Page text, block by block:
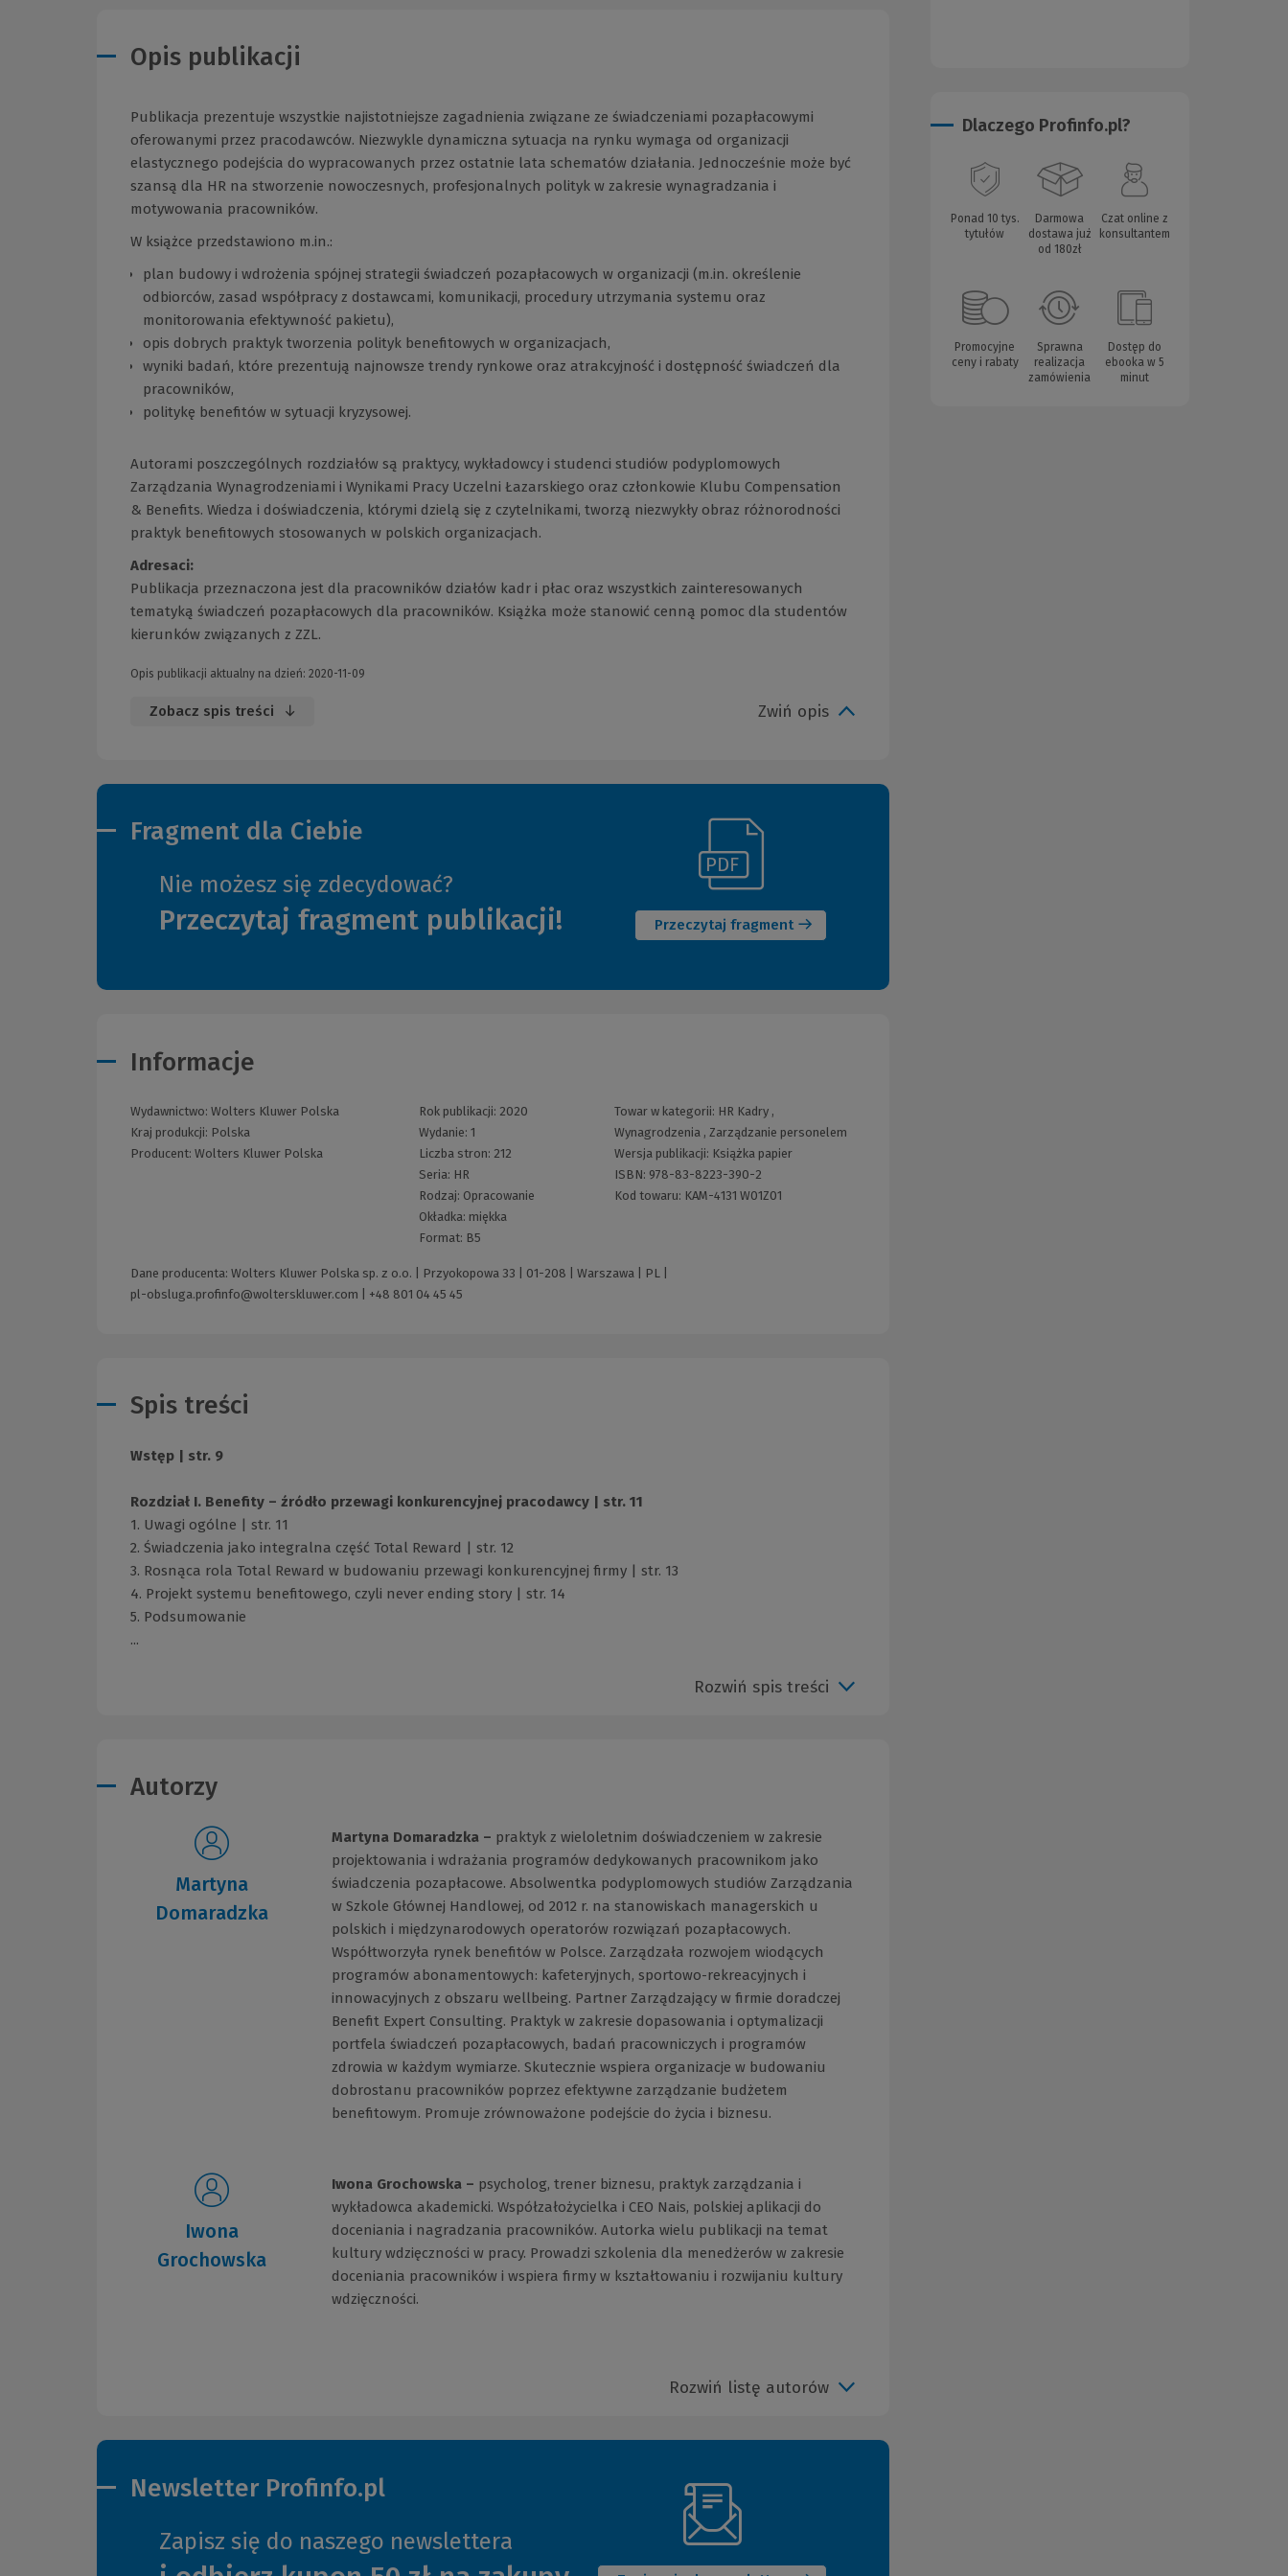
Opis publikacji
Publikacja prezentuje wszystkie najistotniejsze zagadnienia związane ze świadczeniami pozapłacowymi
oferowanymi przez pracodawców. Niezwykle dynamiczna sytuacja na rynku wymaga od organizacji
elastycznego podejścia do wypracowanych przez ostatnie lata schematów działania. Jednocześnie może być
szansą dla HR na stworzenie nowoczesnych, profesjonalnych polityk w zakresie wynagradzania i
motywowania pracowników.
W książce przedstawiono m.in.:
plan budowy i wdrożenia spójnej strategii świadczeń pozapłacowych w organizacji (m.in. określenie
odbiorców, zasad współpracy z dostawcami, komunikacji, procedury utrzymania systemu oraz
monitorowania efektywność pakietu),
opis dobrych praktyk tworzenia polityk benefitowych w organizacjach,
wyniki badań, które prezentują najnowsze trendy rynkowe oraz atrakcyjność i dostępność świadczeń dla
pracowników,
politykę benefitów w sytuacji kryzysowej.
Autorami poszczególnych rozdziałów są praktycy, wykładowcy i studenci studiów podyplomowych
Zarządzania Wynagrodzeniami i Wynikami Pracy Uczelni Łazarskiego oraz członkowie Klubu Compensation
& Benefits. Wiedza i doświadczenia, którymi dzielą się z czytelnikami, tworzą niezwykły obraz różnorodności
praktyk benefitowych stosowanych w polskich organizacjach.
Adresaci:
Publikacja przeznaczona jest dla pracowników działów kadr i płac oraz wszystkich zainteresowanych
tematyką świadczeń pozapłacowych dla pracowników. Książka może stanowić cenną pomoc dla studentów
kierunków związanych z ZZL.
Opis publikacji aktualny na dzień: 2020-11-09
Zobacz spis treści Zwiń opis
Fragment dla Ciebie
Nie możesz się zdecydować?
Przeczytaj fragment publikacji! Przeczytaj fragment
(Nowe
okno)
(Link
do
innej
strony)
Informacje
Wydawnictwo: Wolters Kluwer Polska
Kraj produkcji: Polska
Producent: Wolters Kluwer Polska
Rok publikacji: 2020
Wydanie: 1
Liczba stron: 212
Seria: HR
Rodzaj: Opracowanie
Okładka: miękka
Format: B5
Towar w kategorii: HR Kadry,
Wynagrodzenia , Zarządzanie personelem
Wersja publikacji: Książka papier
ISBN: 978-83-8223-390-2
Kod towaru: KAM-4131 W01Z01
Dane producenta: Wolters Kluwer Polska sp. z o.o. | Przyokopowa 33 | 01-208 | Warszawa | PL |
pl-obsluga.profinfo@wolterskluwer.com
+48 801 04 45 45
Spis treści
Wstęp | str. 9
Rozdział I. Benefity – źródło przewagi konkurencyjnej pracodawcy | str. 11
1. Uwagi ogólne | str. 11
2. Świadczenia jako integralna część Total Reward | str. 12
3. Rosnąca rola Total Reward w budowaniu przewagi konkurencyjnej firmy | str. 13
4. Projekt systemu benefitowego, czyli never ending story | str. 14
5. Podsumowanie
...
Rozwiń spis treści
Autorzy
Martyna
Domaradzka
Martyna Domaradzka – praktyk z wieloletnim doświadczeniem w zakresie
projektowania i wdrażania programów dedykowanych pracownikom jako
świadczenia pozapłacowe. Absolwentka podyplomowych studiów Zarządzania
w Szkole Głównej Handlowej, od 2012 r. na stanowiskach managerskich u
polskich i międzynarodowych operatorów rozwiązań pozapłacowych.
Współtworzyła rynek benefitów w Polsce. Zarządzała rozwojem wiodących
programów abonamentowych: kafeteryjnych, sportowo-rekreacyjnych i
innowacyjnych z obszaru wellbeing. Partner Zarządzający w firmie doradczej
Benefit Expert Consulting. Praktyk w zakresie dopasowania i optymalizacji
portfela świadczeń pozapłacowych, badań pracowniczych i programów
zdrowia w każdym wymiarze. Skutecznie wspiera organizacje w budowaniu
dobrostanu pracowników poprzez efektywne zarządzanie budżetem
benefitowym. Promuje zrównoważone podejście do życia i biznesu.
Iwona
Grochowska
Iwona Grochowska – psycholog, trener biznesu, praktyk zarządzania i
wykładowca akademicki. Współzałożycielka i CEO Nais, polskiej aplikacji do
doceniania i nagradzania pracowników. Autorka wielu publikacji na temat
kultury wdzięczności w pracy. Prowadzi szkolenia dla menedżerów w zakresie
doceniania pracowników i wspiera firmy w kształtowaniu i rozwijaniu kultury
wdzięczności.
Rozwiń listę autorów
Newsletter Profinfo.pl
Zapisz się do naszego newslettera
Dlaczego Profinfo.pl?
Ponad 10 tys.
tytułów
Darmowa
dostawa już
od 180zł
Czat online z
konsultantem
Promocyjne
ceny i rabaty
Sprawna
realizacja
zamówienia
Dostęp do
ebooka w 5
minut